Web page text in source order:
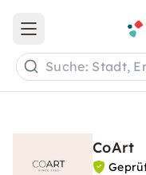
Open main menu
Suche: Stadt,
CoArt